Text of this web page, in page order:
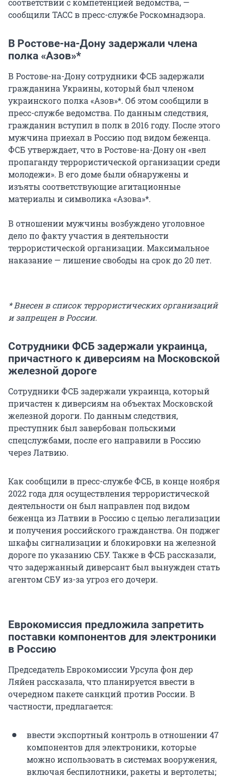
соответствии с компетенцией ведомства, —
сообщили ТАСС в пресс-службе Роскомнадзора.
В Ростове-на-Дону задержали члена
полка «Азов»*
В Ростове-на-Дону сотрудники ФСБ задержали
гражданина Украины, который был членом
украинского полка «Азов»*. Об этом сообщили в
пресс-службе ведомства. По данным следствия,
гражданин вступил в полк в 2016 году. После этого
мужчина приехал в Россию под видом беженца.
ФСБ утверждает, что в Ростове-на-Дону он «вел
пропаганду террористической организации среди
молодежи». В его доме были обнаружены и
изъяты соответствующие агитационные
материалы и символика «Азова»*.
В отношении мужчины возбуждено уголовное
дело по факту участия в деятельности
террористической организации. Максимальное
наказание — лишение свободы на срок до 20 лет.
* Внесен в список террористических организаций
и запрещен в России.
Сотрудники ФСБ задержали украинца,
причастного к диверсиям на Московской
железной дороге
Сотрудники ФСБ задержали украинца, который
причастен к диверсиям на объектах Московской
железной дороги. По данным следствия,
преступник был завербован польскими
спецслужбами, после его направили в Россию
через Латвию.
Как сообщили в пресс-службе ФСБ, в конце ноября
2022 года для осуществления террористической
деятельности он был направлен под видом
беженца из Латвии в Россию с целью легализации
и получения российского гражданства. Он поджег
шкафы сигнализации и блокировки на железной
дороге по указанию СБУ. Также в ФСБ рассказали,
что задержанный диверсант был вынужден стать
агентом СБУ из-за угроз его дочери.
Еврокомиссия предложила запретить
поставки компонентов для электроники
в Россию
Председатель Еврокомиссии Урсула фон дер
Ляйен рассказала, что планируется ввести в
очередном пакете санкций против России. В
частности, предлагается:
ввести экспортный контроль в отношении 47
компонентов для электроники, которые
можно использовать в системах вооружения,
включая беспилотники, ракеты и вертолеты;